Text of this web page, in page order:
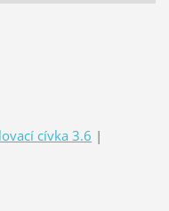
cívka 3.6 |